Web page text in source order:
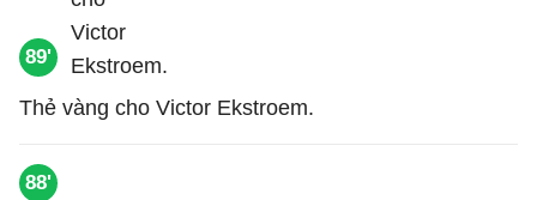
89'
Thẻ vàng cho Victor Ekstroem.
88'